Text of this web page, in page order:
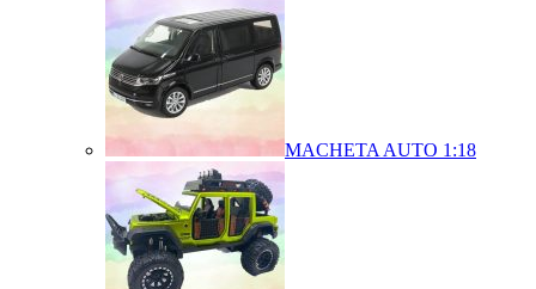
MACHETA AUTO 1:18